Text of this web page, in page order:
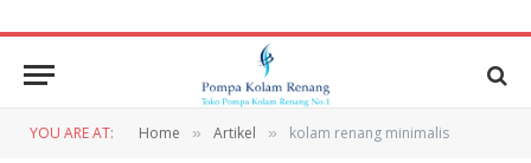
YOU ARE AT: Home » Artikel » kolam renang minimalis